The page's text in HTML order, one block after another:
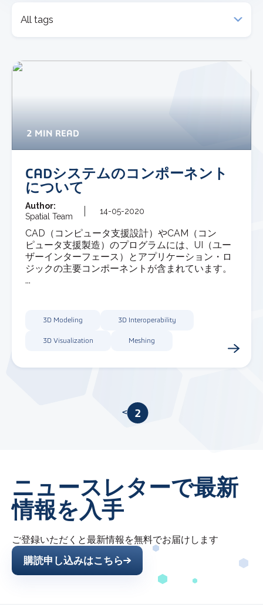
2 MIN READ
CADシステムのコンポーネント
について
Author:
Spatial Team
14-05-2020
CAD（コンピュータ支援設計）やCAM（コン
ピュータ支援製造）のプログラムには、UI（ユー
ザーインターフェース）とアプリケーション・ロ
ジックの主要コンポーネントが含まれています。
...
3D Modeling 3D Interoperability
3D Visualization Meshing
<1 2
ニュースレターで最新
情報を入手
ご登録いただくと最新情報を無料でお届けします
購読申し込みはこちら